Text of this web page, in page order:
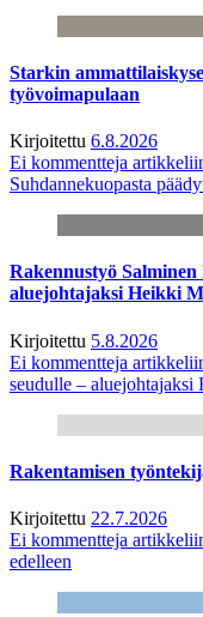
Starkin
työvoimapulaan
Kirjoitettu 6.8.2026
Ei kommentteja
Suhdannekuopasta
Rakennustyö
aluejohtajaksi Heikki
Kirjoitettu 5.8.2026
Ei kommentteja
seudulle – aluejohtajaksi
Rakentamisen
Kirjoitettu 22.7.2026
Ei kommentteja
edelleen